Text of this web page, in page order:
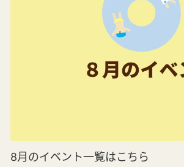
8月のイベント一覧はこちら